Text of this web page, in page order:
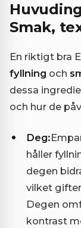
Smak,
En riktigt bra
fyllning och
dessa
och hur de
Deg:
håller
degen
vilket
Degen
kontrast